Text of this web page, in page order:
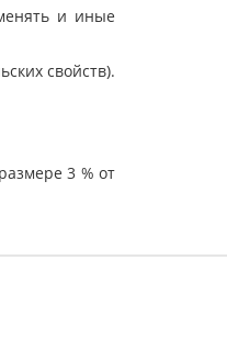
и иные
свойств).
3 % от